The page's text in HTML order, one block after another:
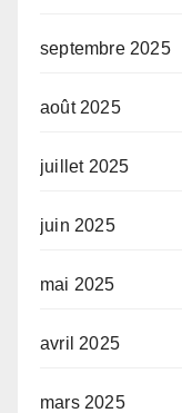
septembre 2025
août 2025
juillet 2025
juin 2025
mai 2025
avril 2025
mars 2025